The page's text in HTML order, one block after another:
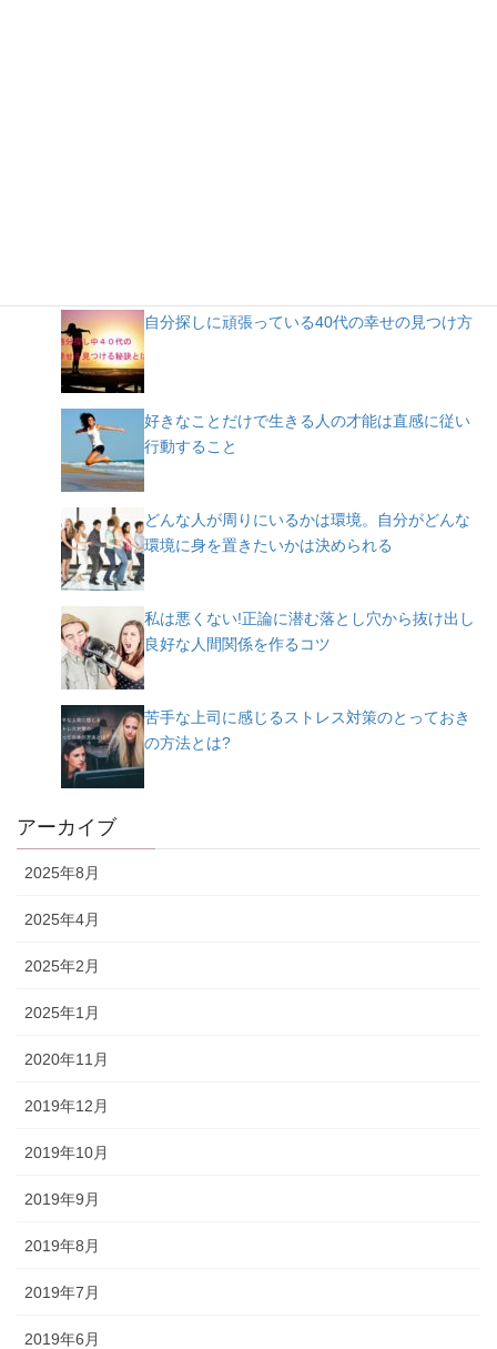
自分探しに頑張っている40代の幸せの見つけ方
好きなことだけで生きる人の才能は直感に従い
行動すること
どんな人が周りにいるかは環境。自分がどんな
環境に身を置きたいかは決められる
私は悪くない!正論に潜む落とし穴から抜け出し
良好な人間関係を作るコツ
苦手な上司に感じるストレス対策のとっておき
の方法とは?
アーカイブ
2025年8月
2025年4月
2025年2月
2025年1月
2020年11月
2019年12月
2019年10月
2019年9月
2019年8月
2019年7月
2019年6月